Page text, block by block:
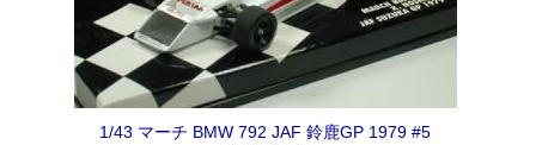
1/43 マーチ BMW 792 JAF 鈴鹿GP 1979 #5